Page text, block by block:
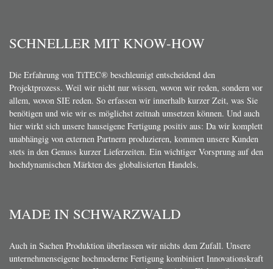
SCHNELLER MIT KNOW-HOW
Die Erfahrung von TiTEC® beschleunigt entscheidend den
Projektprozess. Weil wir nicht nur wissen, wovon wir reden, sondern vor
allem, wovon SIE reden. So erfassen wir innerhalb kurzer Zeit, was Sie
benötigen und wie wir es möglichst zeitnah umsetzen können. Und auch
hier wirkt sich unsere hauseigene Fertigung positiv aus: Da wir komplett
unabhängig von externen Partnern produzieren, kommen unsere Kunden
stets in den Genuss kurzer Lieferzeiten. Ein wichtiger Vorsprung auf den
hochdynamischen Märkten des globalisierten Handels.
MADE IN SCHWARZWALD
Auch in Sachen Produktion überlassen wir nichts dem Zufall. Unsere
unternehmenseigene hochmoderne Fertigung kombiniert Innovationskraft